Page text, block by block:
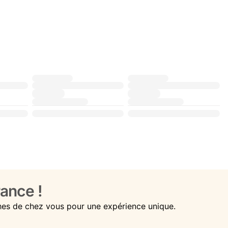
!
de chez vous pour une expérience unique.